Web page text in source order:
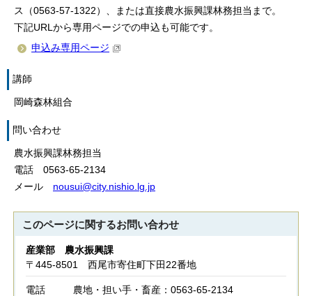
ス（0563-57-1322）、または直接農水振興課林務担当まで。
下記URLから専用ページでの申込も可能です。
申込み専用ページ
講師
岡崎森林組合
問い合わせ
農水振興課林務担当
電話 0563-65-2134
メール nousui@city.nishio.lg.jp
このページに関するお問い合わせ
産業部 農水振興課
〒445-8501 西尾市寄住町下田22番地
電話
農地・担い手・畜産：0563-65-2134